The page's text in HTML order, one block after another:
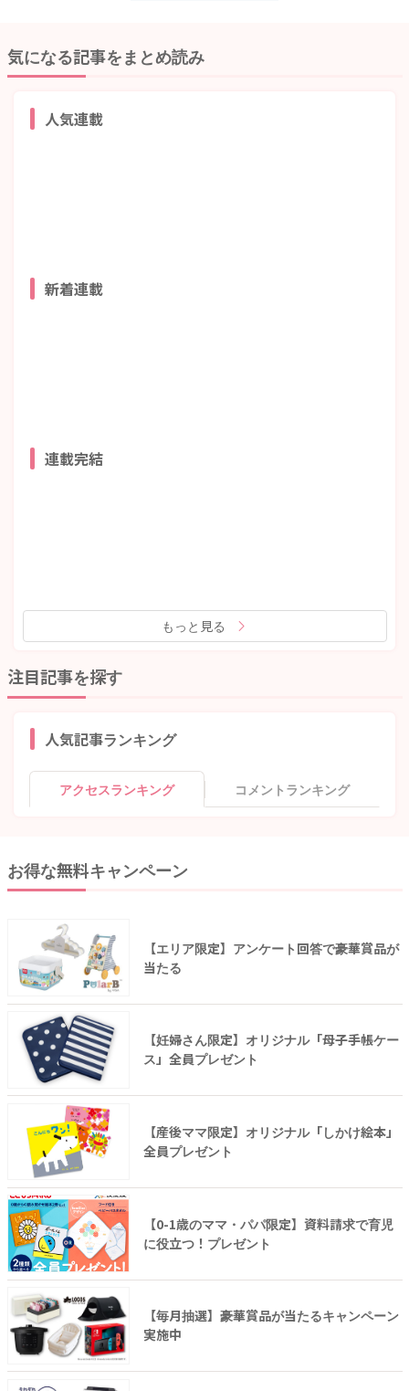
気になる記事をまとめ読み
人気連載
新着連載
連載完結
もっと見る
注目記事を探す
人気記事ランキング
アクセスランキング コメントランキング
お得な無料キャンペーン
【エリア限定】アンケート回答で豪華賞品が
当たる
【妊婦さん限定】オリジナル「母子手帳ケー
ス」全員プレゼント
【産後ママ限定】オリジナル「しかけ絵本」
全員プレゼント
【0-1歳のママ・パパ限定】資料請求で育児
に役立つ！プレゼント
【毎月抽選】豪華賞品が当たるキャンペーン
実施中